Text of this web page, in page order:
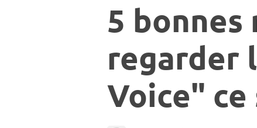
5 bonnes
regarder
Voice"